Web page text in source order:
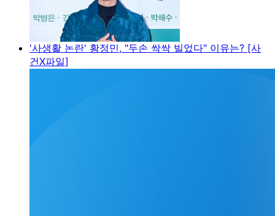
'사생활 논란' 황정민, "두손 싹싹 빌었다" 이유는? [사
건X파일]